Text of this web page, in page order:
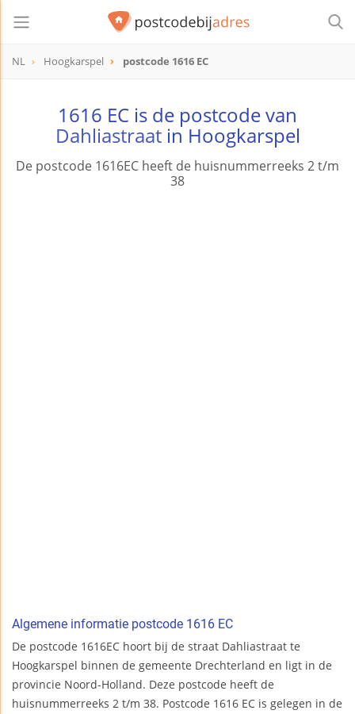
NL Hoogkarspel postcode 1616 EC
1616 EC is de postcode van
Dahliastraatin Hoogkarspel
De postcode 1616EC heeft de huisnummerreeks 2 t/m
38
Algemene informatie postcode 1616 EC
De postcode 1616EC hoort bij de straat Dahliastraat te
Hoogkarspel binnen de gemeente Drechterland en ligt in de
provincie Noord-Holland. Deze postcode heeft de
huisnummerreeks 2 t/m 38. Postcode 1616 EC is gelegen in de